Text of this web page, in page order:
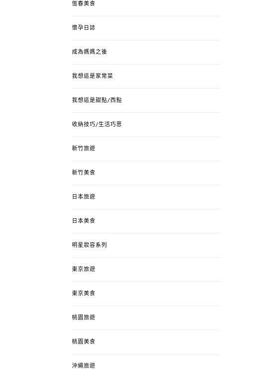
恆春美食
懷孕日誌
成為媽媽之後
我想這是家常菜
我想這是甜點/西點
收納技巧/生活巧思
新竹旅遊
新竹美食
日本旅遊
日本美食
明星妝容系列
東京旅遊
東京美食
桃園旅遊
桃園美食
沖繩旅遊